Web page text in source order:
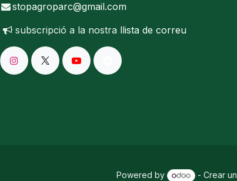
stopagroparc@gmail.com
subscripció a la nostra llista de correu
Powered by
- Crear un